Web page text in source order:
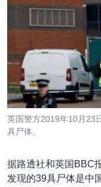
跳
转
到
检
索
非洲
美洲
全球议题
军事
劳工
环境
国会报道
美中关系
美国建国250周年
埃博拉疫情
美国之音专访
台海两岸关系
VOA今日焦点
中文广播
关注我们
其他语言网站
英国警方2019年10月23
具尸体。
据路透社和英国BBC
发现的39具尸体是中